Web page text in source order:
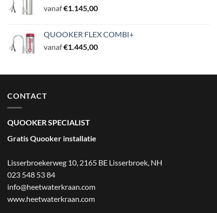
vanaf€1.145,00
QUOOKER FLEX COMBI+
vanaf€1.445,00
CONTACT
QUOOKER SPECIALIST
Gratis Quooker installatie
Lisserbroekerweg 10, 2165 BE Lisserbroek NH
023 548 53 84
info@heetwaterkraan.com
www.heetwaterkraan.com